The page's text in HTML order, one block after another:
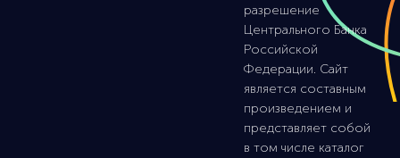
разрешение
Центрального Банка
Российской
Федерации. Сайт
является составным
произведением и
представляет собой
в том числе каталог